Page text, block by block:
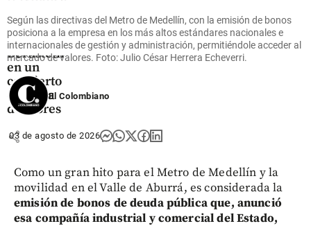
el legado
de
Leonard
Bernstein
en un
concierto
de Feria
de Flores
share
Según las directivas del Metro de Medellín, con la emisión de bonos
posiciona a la empresa en los más altos estándares nacionales e
internacionales de gestión y administración, permitiéndole acceder al
mercado de valores. Foto: Julio César Herrera Echeverri.
El Colombiano
03 de agosto de 2026
Como un gran hito para el Metro de Medellín y la
movilidad en el Valle de Aburrá, es considerada la
emisión de bonos de deuda pública que, anunció
esa compañía industrial y comercial del Estado,